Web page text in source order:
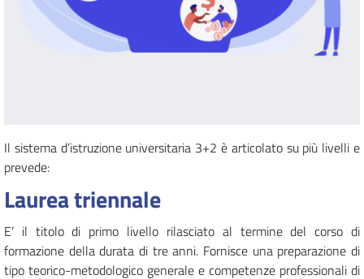
Il sistema d’istruzione universitaria 3+2 è articolato su più livelli e
prevede:
Laurea triennale
E’ il titolo di primo livello rilasciato al termine del corso di
formazione della durata di tre anni. Fornisce una preparazione di
tipo teorico-metodologico generale e competenze professionali di